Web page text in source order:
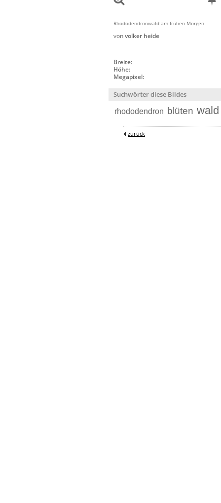
Rhododendronwald am frühen Morgen
vonvolker heide
Breite:
Höhe:
Megapixel:
Suchwörter diese Bildes
rhododendron blüten wald
zurück